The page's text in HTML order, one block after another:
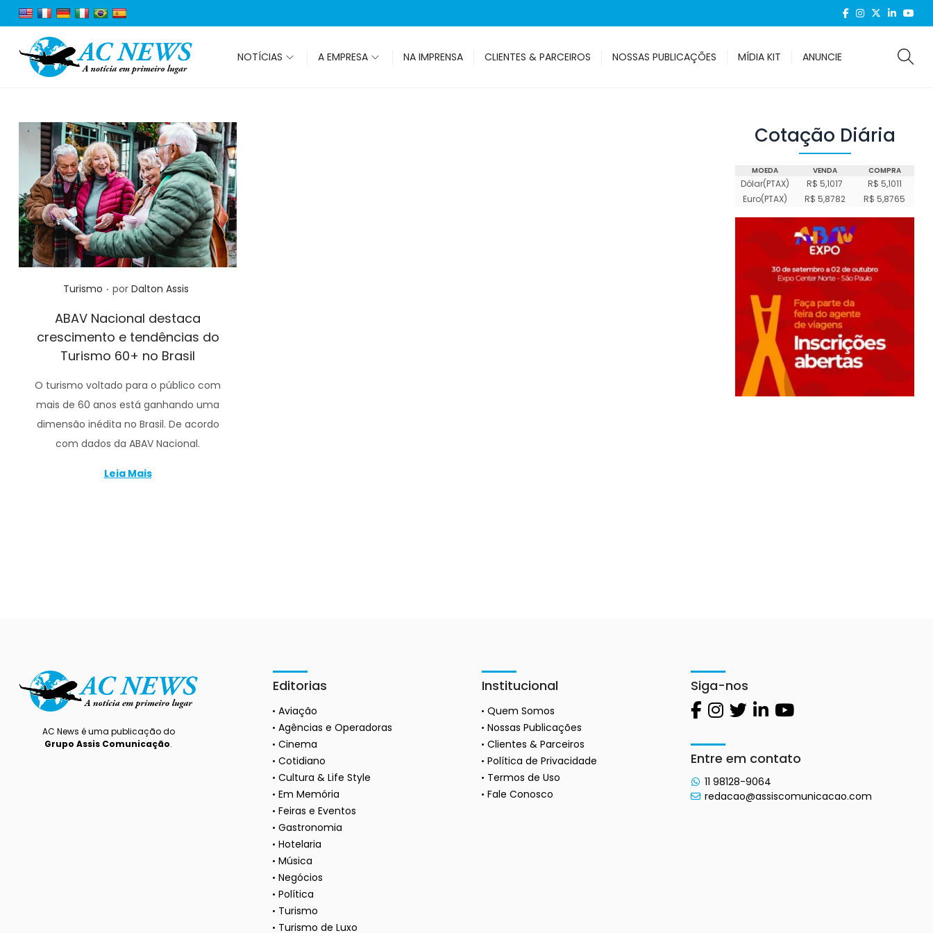
NOTÍCIAS A EMPRESA NA IMPRENSA CLIENTES & PARCEIROS NOSSAS PUBLICAÇÕES MÍDIA KIT ANUNCIE
Posted in
Turismo . por Dalton Assis
ABAV Nacional destaca
crescimento e tendências do
Turismo 60+ no Brasil
O turismo voltado para o público com
mais de 60 anos está ganhando uma
dimensão inédita no Brasil. De acordo
com dados da ABAV Nacional.
Leia Mais
Cotação Diária
MOEDA VENDA COMPRA
Dólar(PTAX) R$ 5,1017
R$ 5,1011
Euro(PTAX)
R$ 5,8782 R$ 5,8765
AC News é uma publicação do
Grupo Assis Comunicação.
Editorias
Aviação
Agências e Operadoras
Cinema
Cotidiano
Cultura & Life Style
Em Memória
Feiras e Eventos
Gastronomia
Hotelaria
Música
Negócios
Política
Turismo
Turismo de Luxo
Institucional
Quem Somos
Nossas Publicações
Clientes & Parceiros
Política de Privacidade
Termos de Uso
Fale Conosco
Siga-nos
Entre em contato
11 98128-9064
redacao@assiscomunicacao.com